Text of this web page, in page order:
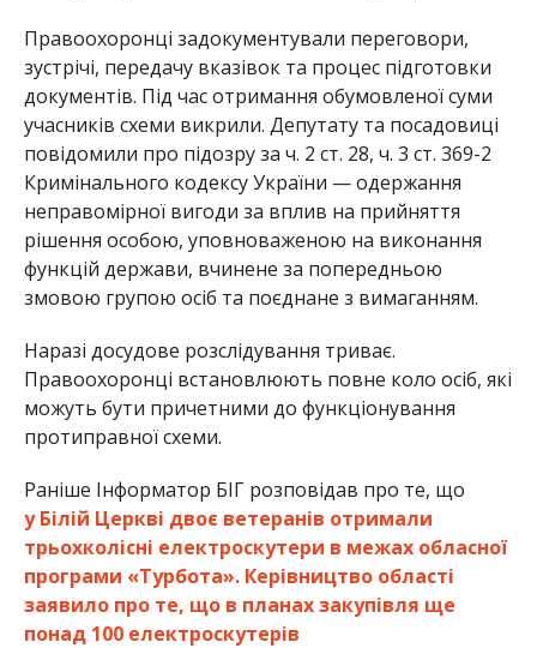
Правоохоронці задокументували переговори,
зустрічі, передачу вказівок та процес підготовки
документів. Під час отримання обумовленої суми
учасників схеми викрили. Депутату та посадовиці
повідомили про підозру за ч. 2 ст. 28, ч. 3 ст. 369-2
Кримінального кодексу України — одержання
неправомірної вигоди за вплив на прийняття
рішення особою, уповноваженою на виконання
функцій держави, вчинене за попередньою
змовою групою осіб та поєднане з вимаганням.
Наразі досудове розслідування триває.
Правоохоронці встановлюють повне коло осіб, які
можуть бути причетними до функціонування
протиправної схеми.
Раніше Інформатор БІГ розповідав про те, що
у Білій Церкві двоє ветеранів отримали
трьохколісні електроскутери в межах обласної
програми «Турбота». Керівництво області
заявило про те, що в планах закупівля ще
понад 100 електроскутерів